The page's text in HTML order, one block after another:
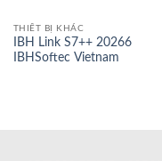
THIẾT BỊ KHÁC
IBH Link S7++ 20266
IBHSoftec Vietnam